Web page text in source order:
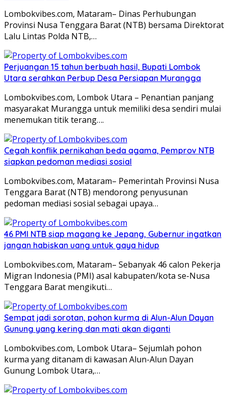
Lombokvibes.com, Mataram– Dinas Perhubungan
Provinsi Nusa Tenggara Barat (NTB) bersama Direktorat
Lalu Lintas Polda NTB,…
Perjuangan 15 tahun berbuah hasil, Bupati Lombok
Utara serahkan Perbup Desa Persiapan Murangga
Lombokvibes.com, Lombok Utara – Penantian panjang
masyarakat Murangga untuk memiliki desa sendiri mulai
menemukan titik terang….
Cegah konflik pernikahan beda agama, Pemprov NTB
siapkan pedoman mediasi sosial
Lombokvibes.com, Mataram– Pemerintah Provinsi Nusa
Tenggara Barat (NTB) mendorong penyusunan
pedoman mediasi sosial sebagai upaya…
46 PMI NTB siap magang ke Jepang, Gubernur ingatkan
jangan habiskan uang untuk gaya hidup
Lombokvibes.com, Mataram– Sebanyak 46 calon Pekerja
Migran Indonesia (PMI) asal kabupaten/kota se-Nusa
Tenggara Barat mengikuti…
Sempat jadi sorotan, pohon kurma di Alun-Alun Dayan
Gunung yang kering dan mati akan diganti
Lombokvibes.com, Lombok Utara– Sejumlah pohon
kurma yang ditanam di kawasan Alun-Alun Dayan
Gunung Lombok Utara,…